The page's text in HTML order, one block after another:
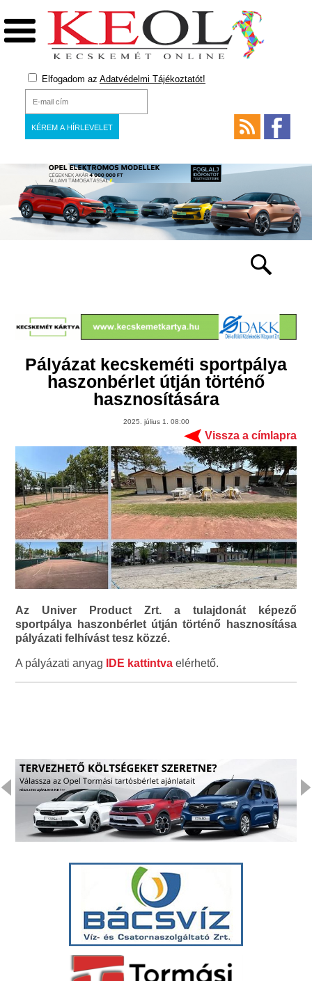
Elfogadom az Adatvédelmi Tájékoztatót!
Pályázat kecskeméti sportpálya
haszonbérlet útján történő
hasznosítására
2025. július 1. 08:00
Vissza a címlapra
Az Univer Product Zrt. a tulajdonát képező
sportpálya haszonbérlet útján történő hasznosítása
pályázati felhívást tesz közzé.
A pályázati anyag IDE kattintva elérhető.